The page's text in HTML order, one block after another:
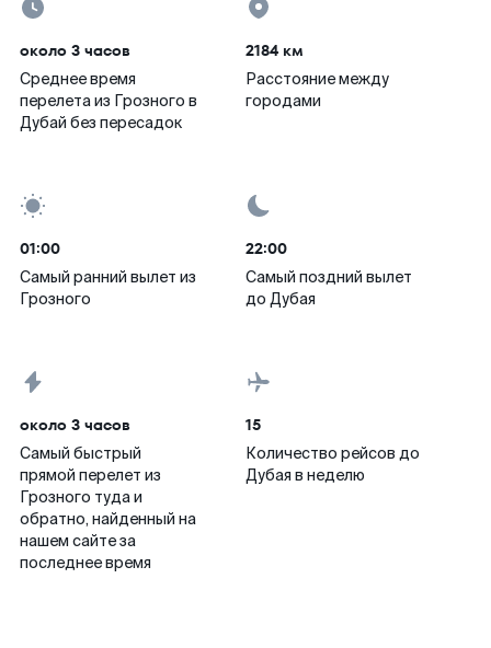
около 3 часов
Среднее время
перелета из Грозного в
Дубай без пересадок
2184 км
Расстояние между
городами
01:00
Самый ранний вылет из
Грозного
22:00
Самый поздний вылет
до Дубая
около 3 часов
Самый быстрый
прямой перелет из
Грозного туда и
обратно, найденный на
нашем сайте за
последнее время
15
Количество рейсов до
Дубая в неделю